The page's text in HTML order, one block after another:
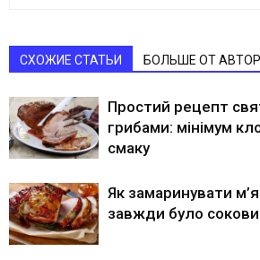
СХОЖИЕ СТАТЬИ БОЛЬШЕ ОТ
Простий рецепт
грибами: мінімум
смаку
Як замаринувати
завжди було